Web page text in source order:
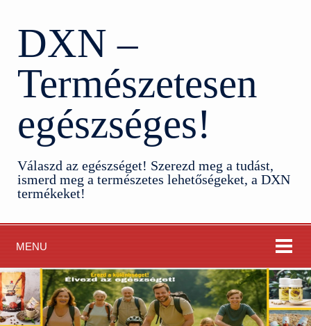
DXN –
Természetesen
egészséges!
Válaszd az egészséget! Szerezd meg a tudást,
ismerd meg a természetes lehetőségeket, a DXN
termékeket!
MENU